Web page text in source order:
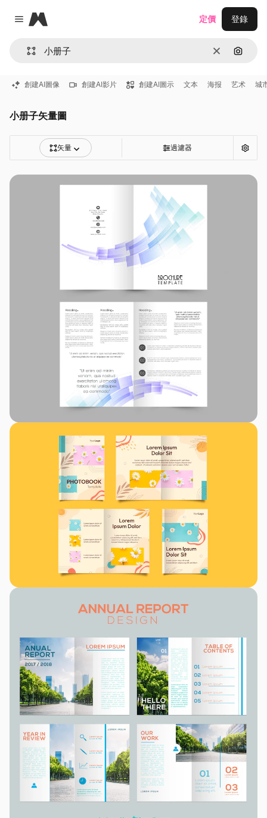
Close menu
Magnific
清除 通過圖
定價 登錄
創建AI圖像 創建AI影片 創建AI圖示 文本 海报 艺术 城
小册子矢量圖
矢量 過濾器